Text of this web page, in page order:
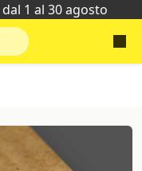
1 al 30 agosto